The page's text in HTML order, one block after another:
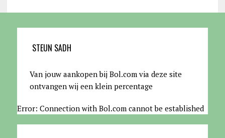
STEUN SADH
Van jouw aankopen bij Bol.com via deze site
ontvangen wij een klein percentage
Error: Connection with Bol.com cannot be established